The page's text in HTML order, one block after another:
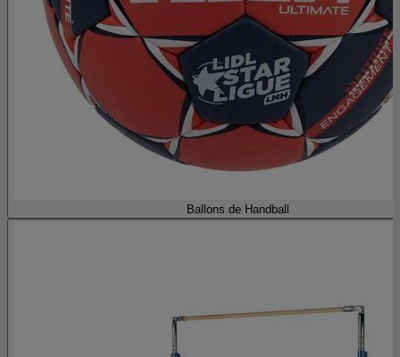
Ballons de Handball